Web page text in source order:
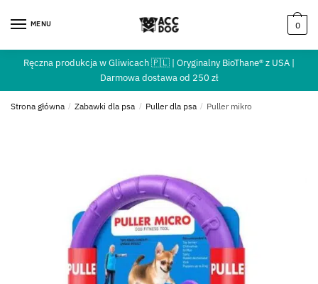
MENU 0
Ręczna produkcja w Gliwicach 🇵🇱 | Oryginalny BioThane® z USA |
Darmowa dostawa od 250 zł
Strona główna / Zabawki dla psa / Puller dla psa / Puller mikro